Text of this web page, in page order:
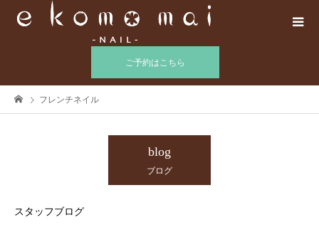
ご予約はこちら
フレンチネイル
blog
ブログ
スタッフブログ